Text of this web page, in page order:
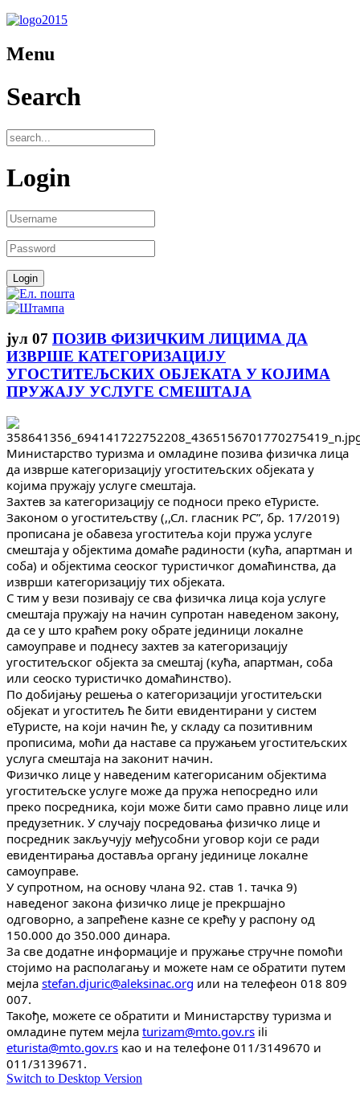
Menu
Search
Login
јул 07 ПОЗИВ ФИЗИЧКИМ ЛИЦИМА ДА
ИЗВРШЕ КАТЕГОРИЗАЦИЈУ
УГОСТИТЕЉСКИХ ОБЈЕКАТА У КОЈИМА
ПРУЖАЈУ УСЛУГЕ СМЕШТАЈА
Министарство туризма и омладине позива физичка лица
да изврше категоризацију угоститељских објеката у
којима пружају услуге смештаја.
Захтев за категоризацију се подноси преко еТуристе.
Законом о угоститељству (,,Сл. гласник РСˮ, бр. 17/2019)
прописана је обавеза угоститеља који пружа услуге
смештаја у објектима домаће радиности (кућа, апартман и
соба) и објектима сеоског туристичког домаћинства, да
изврши категоризацију тих објеката.
С тим у вези позивају се сва физичка лица која услуге
смештаја пружају на начин супротан наведеном закону,
да се у што краћем року обрате јединици локалне
самоуправе и поднесу захтев за категоризацију
угоститељског објекта за смештај (кућа, апартман, соба
или сеоско туристичко домаћинство).
По добијању решења о категоризацији угоститељски
објекат и угоститељ ће бити евидентирани у систем
еТуристе, на који начин ће, у складу са позитивним
прописима, моћи да наставе са пружањем угоститељских
услуга смештаја на законит начин.
Физичко лице у наведеним категорисаним објектима
угоститељске услуге може да пружа непосредно или
преко посредника, који може бити само правно лице или
предузетник. У случају посредовања физичко лице и
посредник закључују међусобни уговор који се ради
евидентирања доставља органу јединице локалне
самоуправе.
У супротном, на основу члана 92. став 1. тачка 9)
наведеног закона физичко лице је прекршајно
одговорно, а запрећене казне се крећу у распону од
150.000 до 350.000 динара.
За све додатне информације и пружање стручне помоћи
стојимо на располагању и можете нам се обратити путем
мејла stefan.djuric@aleksinac.org или на телефеон 018 809
007.
Такође, можете се обратити и Министарству туризма и
омладине путем мejла turizam@mto.gov.rs ili
eturista@mto.gov.rs као и на телефоне 011/3149670 и
011/3139671.
Switch to Desktop Version